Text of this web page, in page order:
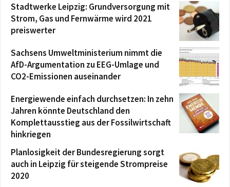
Stadtwerke Leipzig: Grundversorgung mit
Strom, Gas und Fernwärme wird 2021
preiswerter
Sachsens Umweltministerium nimmt die
AfD-Argumentation zu EEG-Umlage und
CO2-Emissionen auseinander
Energiewende einfach durchsetzen: In zehn
Jahren könnte Deutschland den
Komplettausstieg aus der Fossilwirtschaft
hinkriegen
Planlosigkeit der Bundesregierung sorgt
auch in Leipzig für steigende Strompreise
2020